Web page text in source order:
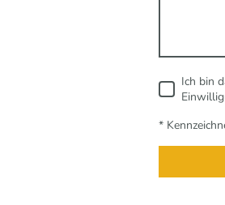
Ich bin
*